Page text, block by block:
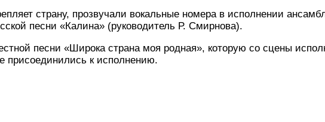
страну, прозвучали вокальные номера в исполнении
песни «Калина» (руководитель Р. Смирнова).
песни «Широка страна моя родная», которую со сцены
присоединились к исполнению.